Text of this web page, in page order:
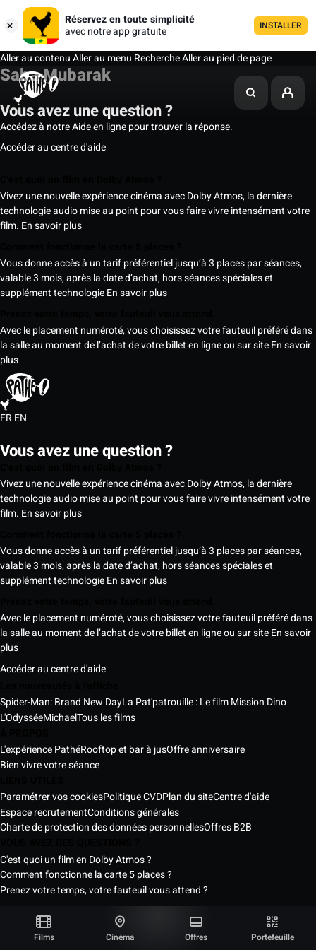
Réservez en toute simplicité
avec notre app gratuite
INSTALLER
Aller au contenuAller au menu RechercheAller au pied de page
Films Cinéma Offres Portefeuille
Saba Mubarak
Vous avez une question ?
Accédez à notre Aide en ligne pour trouver la réponse.
Accéder au centre d'aide
Vivez une nouvelle expérience cinéma avec Dolby Atmos, la dernière
technologie audio mise au point pour vous faire vivre intensément votre
film. En savoir plus
Vous donne accès à un tarif préférentiel jusqu’à 3 places par séances,
valable 3 mois, après la date d’achat, hors séances spéciales et
supplément technologieEn savoir plus
Avec le placement numéroté, vous choisissez votre fauteuil préféré dans
la salle au moment de l’achat de votre billet en ligne ou sur siteEn savoir
plus
FREN
Vous avez une question ?
Vivez une nouvelle expérience cinéma avec Dolby Atmos, la dernière
technologie audio mise au point pour vous faire vivre intensément votre
film. En savoir plus
Vous donne accès à un tarif préférentiel jusqu’à 3 places par séances,
valable 3 mois, après la date d’achat, hors séances spéciales et
supplément technologieEn savoir plus
Avec le placement numéroté, vous choisissez votre fauteuil préféré dans
la salle au moment de l’achat de votre billet en ligne ou sur siteEn savoir
plus
Accéder au centre d'aide
Spider-Man: Brand New DayLa Pat'patrouille : Le film Mission Dino
L'OdysséeMichaelTous les films
L'expérience PathéRooftop et bar à jusOffre anniversaire
Bien vivre votre séance
Paramétrer vos cookiesPolitique CVDPlan du siteCentre d'aide
Espace recrutementConditions générales
Charte de protection des données personnellesOffres B2B
C'est quoi un film en Dolby Atmos ?
Comment fonctionne la carte 5 places ?
Prenez votre temps, votre fauteuil vous attend ?
Les Cinémas Pathé Sénégal © 2026
Tous droits réservés ®